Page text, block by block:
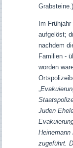
Grabsteine.)
Im
aufgelöst;
nachdem
Familien -
worden
„
Juden
zugeführt.